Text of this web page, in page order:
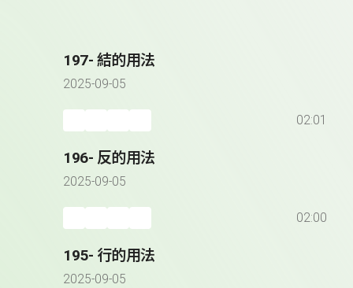
197- 結的用法
2025-09-05
02:01
196- 反的用法
2025-09-05
02:00
195- 行的用法
2025-09-05